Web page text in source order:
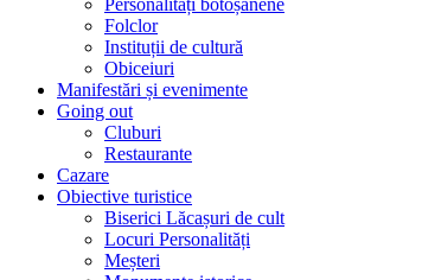
Folclor
Instituții de cultură
Obiceiuri
Manifestări și evenimente
Going out
Cluburi
Restaurante
Cazare
Obiective turistice
Biserici Lăcașuri de cult
Locuri Personalități
Meșteri